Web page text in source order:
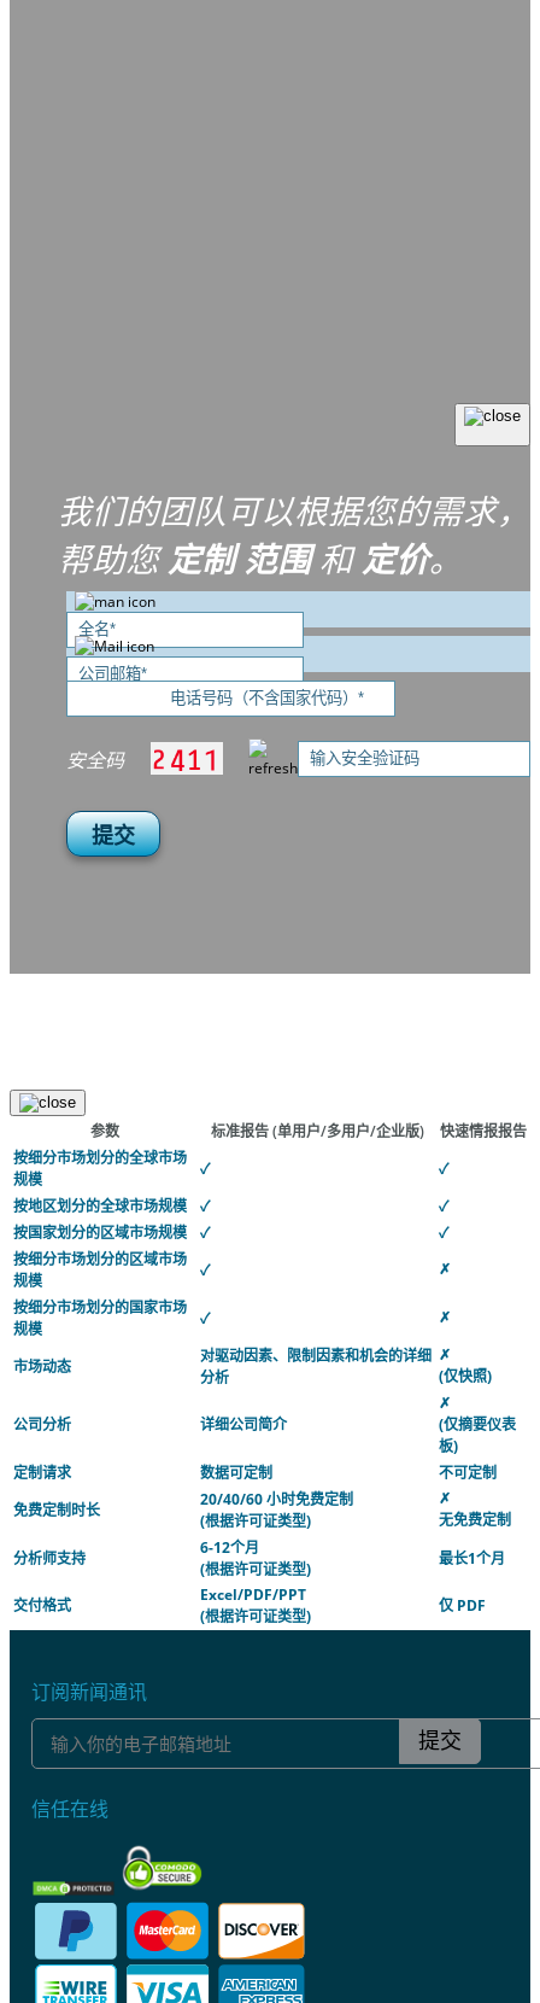
我们的团队可以根据您的需求，
帮助您定制 范围和定价。
安全码
提交
参数 标准报告(单用户/多用户/企业版)
快速情报报告
按细分市场划分的全球市场
规模
✓
✓
按地区划分的全球市场规模
✓
✓
按国家划分的区域市场规模
✓
✓
按细分市场划分的区域市场
规模
✓
✗
按细分市场划分的国家市场
规模
✓ ✗
市场动态
对驱动因素、限制因素和机会的详细
分析
✗
(仅快照)
公司分析 详细公司简介
✗
(仅摘要仪表
板)
定制请求
数据可定制
不可定制
免费定制时长
20/40/60 小时免费定制
(根据许可证类型)
✗
无免费定制
分析师支持
6-12个月
(根据许可证类型)
最长1个月
交付格式
Excel/PDF/PPT
(根据许可证类型)
仅 PDF
订阅新闻通讯
提交
信任在线